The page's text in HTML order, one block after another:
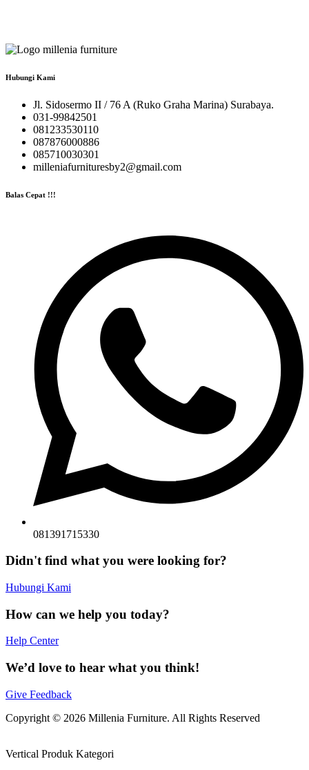
Hubungi Kami
Jl. Sidosermo II / 76 A (Ruko Graha Marina) Surabaya.
031-99842501
081233530110
087876000886
085710030301
milleniafurnituresby2@gmail.com
Balas Cepat !!!
081391715330
Didn't find what you were looking for?
Hubungi Kami
How can we help you today?
Help Center
We’d love to hear what you think!
Give Feedback
Copyright © 2026 Millenia Furniture. All Rights Reserved
Vertical Produk Kategori